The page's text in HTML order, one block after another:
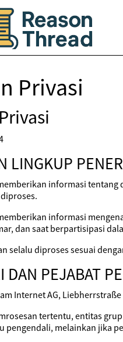
Privasi
LINGKUP
informasi
informasi
dan saat berpartisipasi
selalu diproses sesuai
DAN PEJABAT
Internet AG,
tertentu, entitas
pengendali, melainkan jika